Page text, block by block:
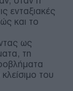
ενταξιακές
και το
ως
τη
του